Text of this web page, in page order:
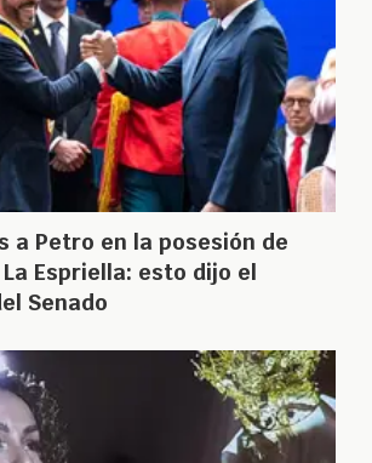
a Petro en la posesión de
Espriella: esto dijo el
Senado